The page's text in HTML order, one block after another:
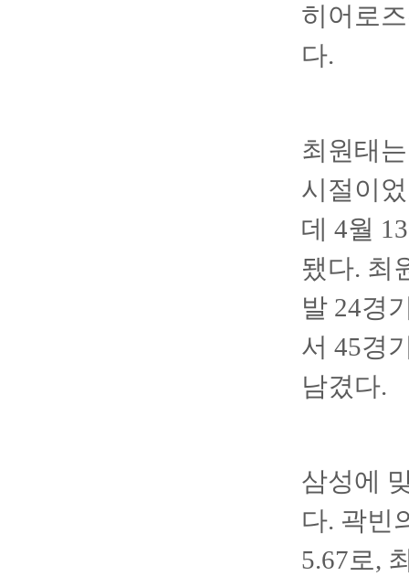
히어로
다.
최원태
시절이
데 4월
됐다. 최
발 24경
서 45경
남겼다.
삼성에
다. 곽빈
5.67로,